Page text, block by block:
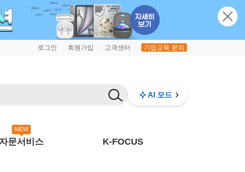
로그인 회원가입 고객센터 기업교육 문의
AI 모드
NEW
자문서비스 K-FOCUS